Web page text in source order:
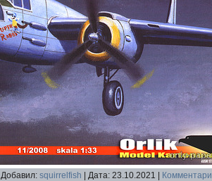
Добавил: squirrelfish Дата: 23.10.2021